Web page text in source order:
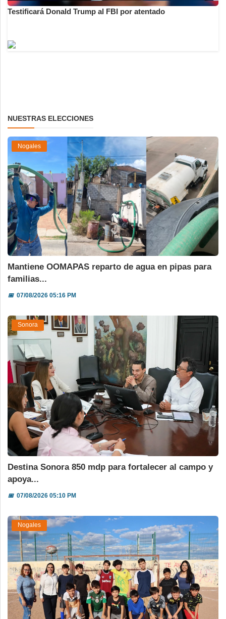
Testificará Donald Trump al FBI por atentado
NUESTRAS ELECCIONES
Nogales
Mantiene OOMAPAS reparto de agua en pipas para
familias...
📅07/08/2026 05:16 PM
Sonora
Destina Sonora 850 mdp para fortalecer al campo y
apoya...
📅07/08/2026 05:10 PM
Nogales